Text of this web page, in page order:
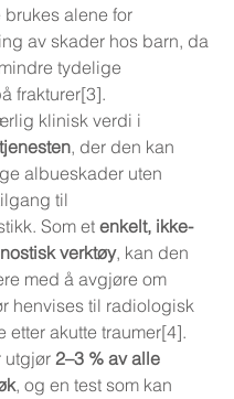
alene for
av skader hos barn, da
tydelige
frakturer[3].
klinisk verdi i
, der den kan
albueskader uten
til
Som et enkelt, ikke-
verktøy, kan den
med å avgjøre om
henvises til radiologisk
etter akutte traumer[4].
utgjør 2–3 % av alle
, og en test som kan